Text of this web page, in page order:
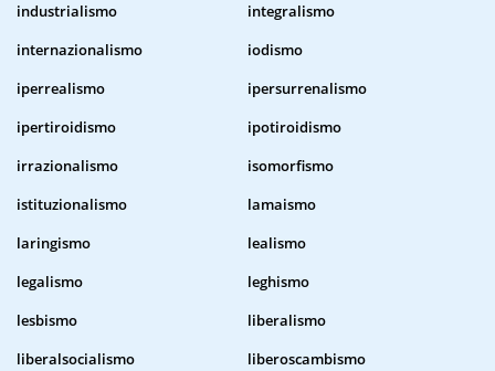
industrialismo
integralismo
internazionalismo
iodismo
iperrealismo
ipersurrenalismo
ipertiroidismo
ipotiroidismo
irrazionalismo
isomorfismo
istituzionalismo
lamaismo
laringismo
lealismo
legalismo
leghismo
lesbismo
liberalismo
liberalsocialismo
liberoscambismo